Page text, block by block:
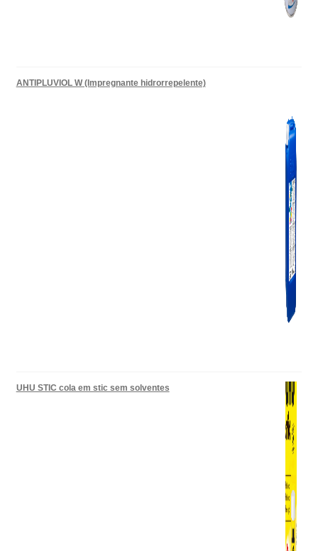
ANTIPLUVIOL W (Impregnante hidrorrepelente)
UHU STIC cola em stic sem solventes